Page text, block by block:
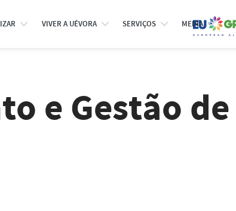
VIVER A UÉVORA SERVIÇOS MEDIA
e Gestão de